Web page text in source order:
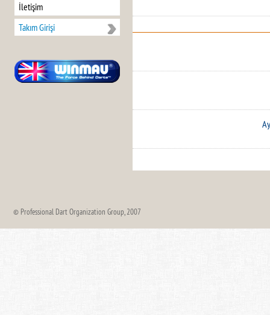
İletişim
Takım Girişi
© Professional Dart Organization Group, 2007